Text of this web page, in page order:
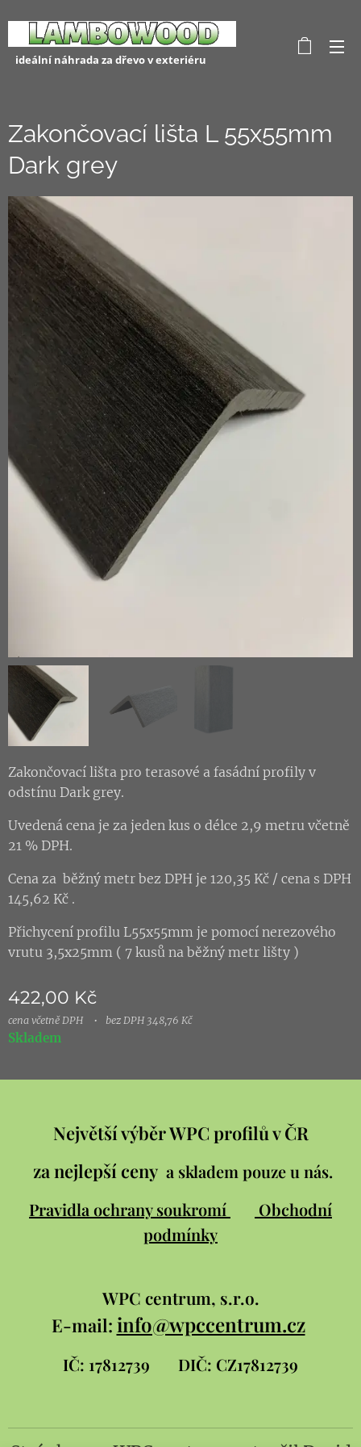
ideální náhrada za dřevo v exteriéru
Zakončovací lišta L 55x55mm
Dark grey
Zakončovací lišta pro terasové a fasádní profily v
odstínu Dark grey.
Uvedená cena je za jeden kus o délce 2,9 metru včetně
21 % DPH.
Cena za běžný metr bez DPH je 120,35 Kč / cena s DPH
145,62 Kč .
Přichycení profilu L55x55mm je pomocí nerezového
vrutu 3,5x25mm ( 7 kusů na běžný metr lišty )
422,00 Kč
cena včetně DPH bez DPH 348,76 Kč
Skladem
Největší výběr WPC profilů v ČR
za nejlepší ceny a skladem pouze u nás.
Pravidla ochrany soukromí
Obchodní
podmínky
WPC centrum, s.r.o.
E-mail: info@wpccentrum.cz
IČ: 17812739 DIČ: CZ17812739